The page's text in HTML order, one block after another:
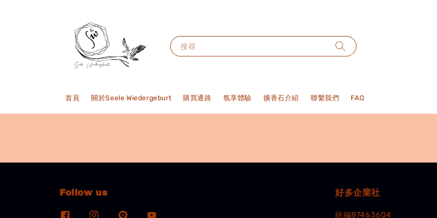
搜尋
首頁 關於Seele Wiedergeburt 購買通路 氛享體驗 擴香石介紹 聯繫我們 FAQ
Follow us 好多企業社
統編87463604